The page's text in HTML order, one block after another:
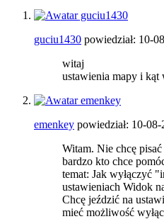
guciu1430 powiedział: 10-
witaj
ustawienia mapy i kąt
emenkey powiedział: 10-08-
Witam. Nie chcę
bardzo kto chce
temat: Jak wyłączyć
ustawieniach Widok
Chcę jeździć na
mieć możliwość